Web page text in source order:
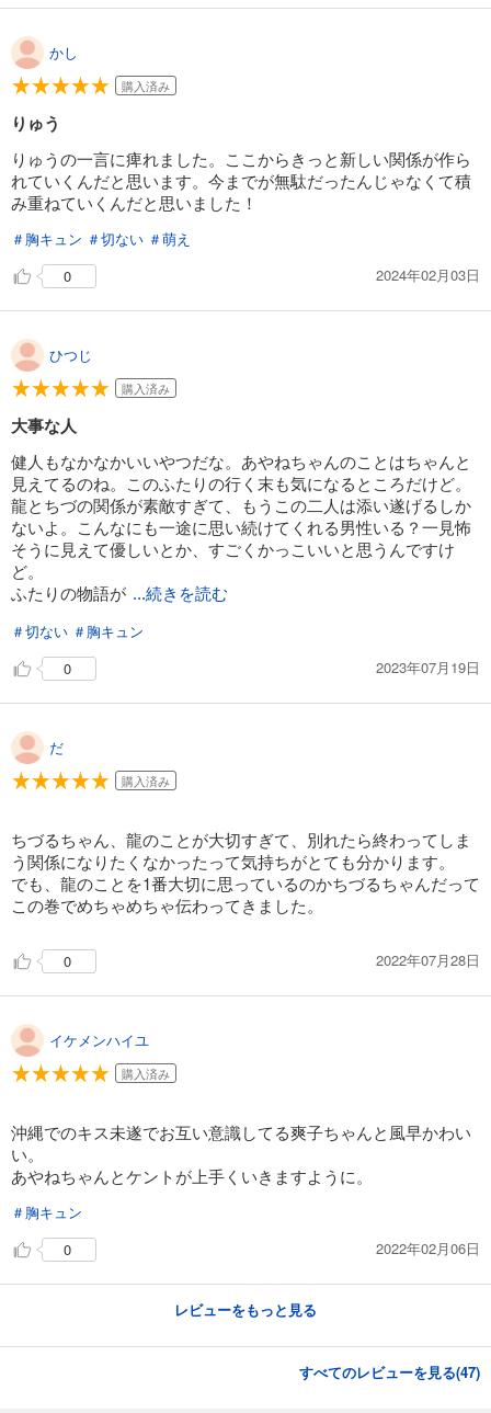
完結
君に届け 28
543
完結
試し読み
543円 (税込)
あらすじを表示する
君に届け 30
543円 (税込)
完結
カート
かし
購入済み
りゅう
りゅうの一言に痺れました。ここからきっと新しい関係が作ら
れていくんだと思います。今までが無駄だったんじゃなくて積
み重ねていくんだと思いました！
＃胸キュン ＃切ない ＃萌え
0
2024年02月03日
ひつじ
購入済み
大事な人
健人もなかなかいいやつだな。あやねちゃんのことはちゃんと
見えてるのね。このふたりの行く末も気になるところだけど。
龍とちづの関係が素敵すぎて、もうこの二人は添い遂げるしか
ないよ。こんなにも一途に思い続けてくれる男性いる？一見怖
そうに見えて優しいとか、すごくかっこいいと思うんですけ
ど。
ふたりの物語が ...続きを読む
＃切ない ＃胸キュン
0
2023年07月19日
だ
購入済み
ちづるちゃん、龍のことが大切すぎて、別れたら終わってしま
う関係になりたくなかったって気持ちがとても分かります。
でも、龍のことを1番大切に思っているのかちづるちゃんだって
この巻でめちゃめちゃ伝わってきました。
0 2022年07月28日
イケメンハイユ
購入済み
沖縄でのキス未遂でお互い意識してる爽子ちゃんと風早かわい
い。
あやねちゃんとケントが上手くいきますように。
＃胸キュン
0
2022年02月06日
レビューをもっと見る
すべてのレビューを見る(47)